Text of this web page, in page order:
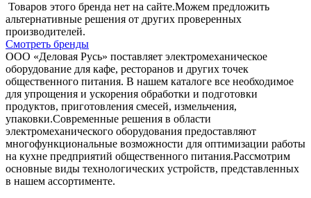
Товаров этого бренда нет на сайте.Можем предложить
альтернативные решения от других проверенных
производителей.
Смотреть бренды
ООО «Деловая Русь» поставляет электромеханическое
оборудование для кафе, ресторанов и других точек
общественного питания. В нашем каталоге все необходимое
для упрощения и ускорения обработки и подготовки
продуктов, приготовления смесей, измельчения,
упаковки.Современные решения в области
электромеханического оборудования предоставляют
многофункциональные возможности для оптимизации работы
на кухне предприятий общественного питания.Рассмотрим
основные виды технологических устройств, представленных
в нашем ассортименте.